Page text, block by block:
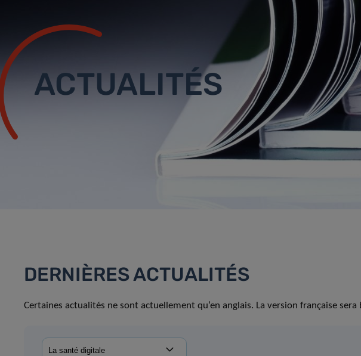
ACTUALITÉS
DERNIÈRES ACTUALITÉS
Certaines actualités ne sont actuellement qu’en anglais. La version française